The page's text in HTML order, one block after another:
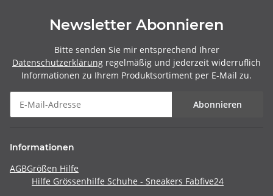
Newsletter Abonnieren
Bitte senden Sie mir entsprechend Ihrer
Datenschutzerklärung regelmäßig und jederzeit widerruflich
Informationen zu Ihrem Produktsortiment per E-Mail zu.
Abonnieren
Informationen
AGBGrößen Hilfe
Hilfe Grössenhilfe Schuhe - Sneakers Fabfive24